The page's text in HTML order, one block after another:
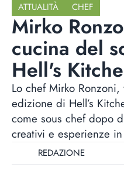
ATTUALITÀ CHEF
Mirko
cucina del
Hell's
Lo chef Mirko
edizione di Hell’s
come sous chef dopo
creativi e esperienze
REDAZIONE